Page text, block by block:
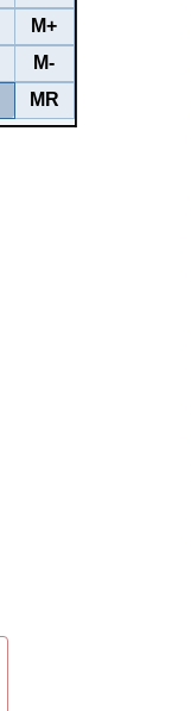
M+
M-
MR